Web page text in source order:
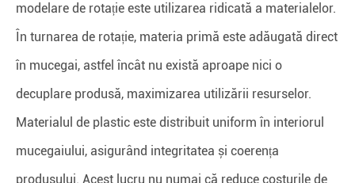
modelare de rotație este utilizarea ridicată a materialelor.
În turnarea de rotație, materia primă este adăugată direct
în mucegai, astfel încât nu există aproape nici o
decuplare produsă, maximizarea utilizării resurselor.
Materialul de plastic este distribuit uniform în interiorul
mucegaiului, asigurând integritatea și coerența
produsului. Acest lucru nu numai că reduce costurile de